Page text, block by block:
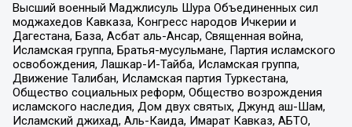
Высший военный Маджлисуль Шура Объединенных сил
моджахедов Кавказа, Конгресс народов Ичкерии и
Дагестана, База, Асбат аль-Ансар, Священная война,
Исламская группа, Братья-мусульмане, Партия исламского
освобождения, Лашкар-И-Тайба, Исламская группа,
Движение Талибан, Исламская партия Туркестана,
Общество социальных реформ, Общество возрождения
исламского наследия, Дом двух святых, Джунд аш-Шам,
Исламский джихад, Аль-Каида, Имарат Кавказ, АБТО,